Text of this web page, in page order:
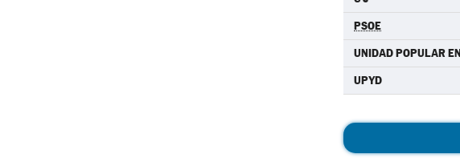
PSOE
UNIDAD POPULAR
UPYD